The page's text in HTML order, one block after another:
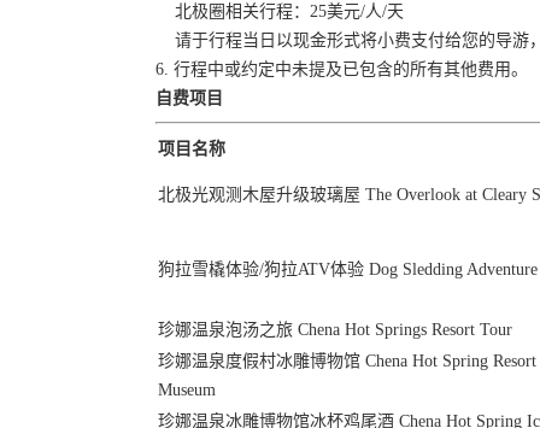
北极圈相关行程：25美元/人/天
请于行程当日以现金形式将小费支付给您的导游
6. 行程中或约定中未提及已包含的所有其他费用。
自费项目
项目名称
北极光观测木屋升级玻璃屋 The Overlook at Cleary
狗拉雪橇体验/狗拉ATV体验 Dog Sledding Adventure
珍娜温泉泡汤之旅 Chena Hot Springs Resort Tour
珍娜温泉度假村冰雕博物馆 Chena Hot Spring Resort
Museum
珍娜温泉冰雕博物馆冰杯鸡尾酒 Chena Hot Spring